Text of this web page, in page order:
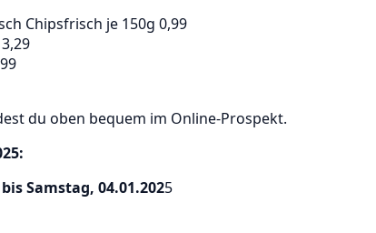
Chipsfrisch je 150g 0,99
du oben bequem im Online-Prospekt.
Samstag, 04.01.2025